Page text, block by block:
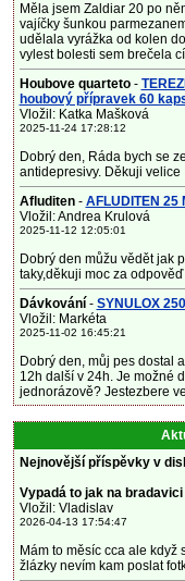
Měla jsem Zaldiar 20 po
vajíčky šunkou
udělala vyrážka od kolen
vylest bolesti sem brečela
Houbove quarteto-
houbový přípravek 60
Vložil: Katka Mašková
2025-11-24 17:28:12
Dobrý den, Ráda bych se
antidepresivy. Děkuji velice
Afluditen- AFLUDITEN 25
Vložil: Andrea Krulová
2025-11-12 12:05:01
Dobrý den můžu vědět jak
taky,děkuji moc za odpověď
Dávkování - SYNULOX
Vložil: Markéta
2025-11-02 16:45:21
Dobrý den, můj pes dostal
12h další v 24h. Je možné
jednorázově? Jestezbere
Nejnovější příspěvky v
Vypadá to jak na bradavici
Vložil: Vladislav
2026-04-13 17:54:47
Mám to měsíc cca ale
žlázky nevím kam poslat